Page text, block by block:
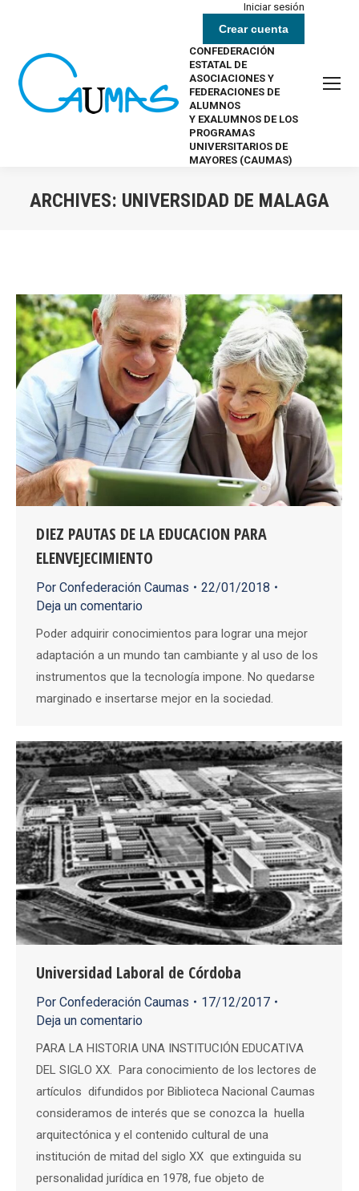
Iniciar sesión
Crear cuenta
CONFEDERACIÓN
ESTATAL DE
ASOCIACIONES Y
FEDERACIONES DE
ALUMNOS
Y EXALUMNOS DE LOS
PROGRAMAS
UNIVERSITARIOS DE
MAYORES (CAUMAS)
ARCHIVES: UNIVERSIDAD DE MALAGA
DIEZ PAUTAS DE LA EDUCACION PARA
ELENVEJECIMIENTO
Por Confederación Caumas
22/01/2018
Deja un comentario
Poder adquirir conocimientos para lograr una mejor
adaptación a un mundo tan cambiante y al uso de los
instrumentos que la tecnología impone. No quedarse
marginado e insertarse mejor en la sociedad.
Universidad Laboral de Córdoba
Por Confederación Caumas
17/12/2017
Deja un comentario
PARA LA HISTORIA UNA INSTITUCIÓN EDUCATIVA
DEL SIGLO XX. Para conocimiento de los lectores de
artículos difundidos por Biblioteca Nacional Caumas
consideramos de interés que se conozca la huella
arquitectónica y el contenido cultural de una
institución de mitad del siglo XX que extinguida su
personalidad jurídica en 1978, fue objeto de